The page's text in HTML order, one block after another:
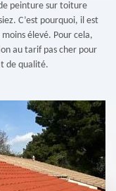
peinture sur toiture
C’est pourquoi, il est
élevé. Pour cela,
au tarif pas cher pour
de qualité.